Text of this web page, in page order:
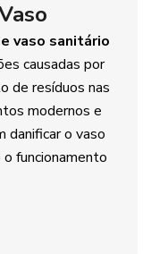
vaso sanitário
causadas por
de resíduos nas
modernos e
danificar o vaso
funcionamento